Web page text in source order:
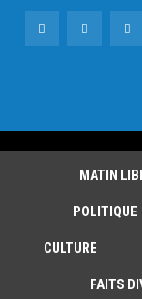
MATIN
POLITIQUE
CULTURE
FAITS